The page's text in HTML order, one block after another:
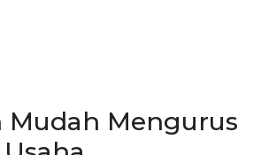
Mudah Mengurus